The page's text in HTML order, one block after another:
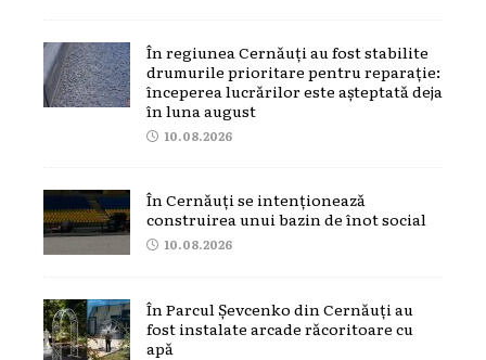
În regiunea Cernăuți au fost stabilite
drumurile prioritare pentru reparație:
începerea lucrărilor este așteptată deja
în luna august
10.08.2026
În Cernăuți se intenționează
construirea unui bazin de înot social
10.08.2026
În Parcul Șevcenko din Cernăuți au
fost instalate arcade răcoritoare cu
apă